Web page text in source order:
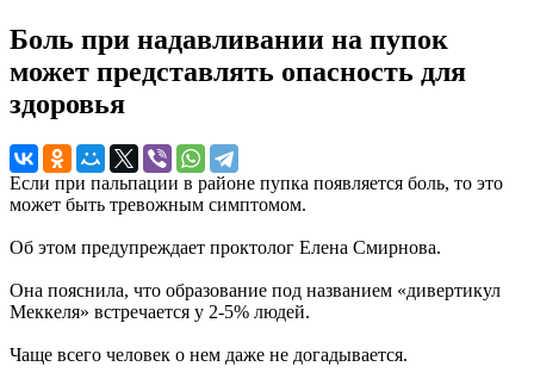
Боль при надавливании на пупок
может представлять опасность для
здоровья
Если при пальпации в районе пупка появляется боль, то это
может быть тревожным симптомом.
Об этом предупреждает проктолог Елена Смирнова.
Она пояснила, что образование под названием «дивертикул
Меккеля» встречается у 2-5% людей.
Чаще всего человек о нем даже не догадывается.